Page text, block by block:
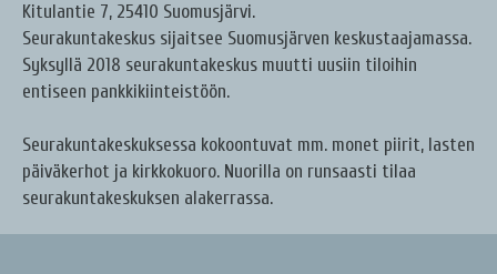
Kitulantie 7, 25410 Suomusjärvi.
Seurakuntakeskus sijaitsee Suomusjärven keskustaajamassa.
Syksyllä 2018 seurakuntakeskus muutti uusiin tiloihin
entiseen pankkikiinteistöön.
Seurakuntakeskuksessa kokoontuvat mm. monet piirit, lasten
päiväkerhot ja kirkkokuoro. Nuorilla on runsaasti tilaa
seurakuntakeskuksen alakerrassa.